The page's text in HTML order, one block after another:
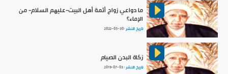
ما دواعي زواج أئمة أهل البيت-عليهم السلام- من
الإماء؟
تاريخ النشر :2022-05-30
زكاة البدن الصيام
تاريخ النشر :2019-07-03